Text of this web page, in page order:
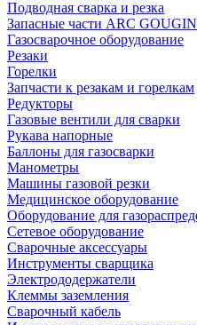
Подводная сварка и резка
Запасные части ARC
Газосварочное оборудование
Резаки
Горелки
Запчасти к резакам и горелкам
Редукторы
Газовые вентили для сварки
Рукава напорные
Баллоны для газосварки
Манометры
Машины газовой резки
Медицинское оборудование
Оборудование для
Сетевое оборудование
Сварочные аксессуары
Инструменты сварщика
Электрододержатели
Клеммы заземления
Сварочный кабель